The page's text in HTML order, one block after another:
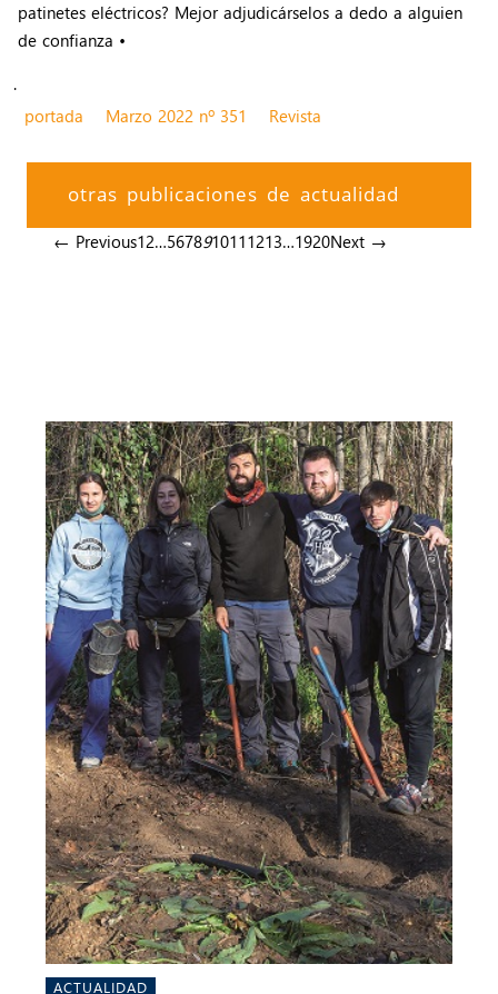
patinetes eléctricos? Mejor adjudicárselos a dedo a alguien
de confianza •
.
portada
Marzo 2022 nº 351 Revista
otras publicaciones de actualidad
← Previous12…5678910111213…1920Next →
ACTUALIDAD